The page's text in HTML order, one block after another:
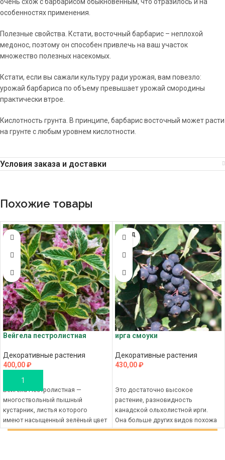
особенностях применения.
Полезные свойства. Кстати, восточный барбарис – неплохой
медонос, поэтому он способен привлечь на ваш участок
множество полезных насекомых.
Кстати, если вы сажали культуру ради урожая, вам повезло:
урожай барбариса по объему превышает урожай смородины
практически втрое.
Кислотность грунта. В принципе, барбарис восточный может расти
на грунте с любым уровнем кислотности.
Условия заказа и доставки
Похожие товары
Вейгела пестролистная
Декоративные растения
400,00₽
В КОРЗИНУ
Вейгела Пестролистная —
многоствольный пышный
кустарник, листья которого
имеют насыщенный зелёный цвет
с окаймлением белого или
ПРОД
АНО
ирга смоуки
Декоративные растения
430,00₽
Это достаточно высокое
растение, разновидность
канадской ольхолистной ирги.
Она больше других видов похожа
на дерево, вытягиваясь в высоту